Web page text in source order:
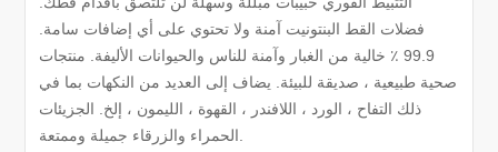
فضلات القط البنتونيت آمنة ولا تحتوي على أي إضافات سامة.
99.9 ٪ خالية من الغبار وآمنة للناس والحيوانات الأليفة. منتجات
صحية طبيعية ، صديقة للبيئة. يضاف إلى العديد من النكهات بما في
ذلك التفاح ، الورد ، اللافندر ، القهوة ، الليمون ، إلخ. الجزيئات